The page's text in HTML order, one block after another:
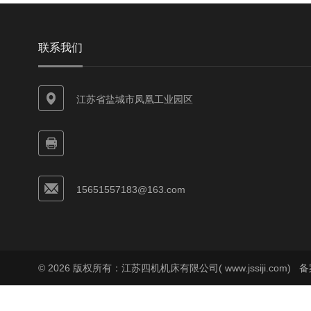
联系我们
江苏省盐城市凤凰工业园区
15651557183@163.com
© 2026 版权所有：江苏四机机床有限公司( www.jssiji.com) 备